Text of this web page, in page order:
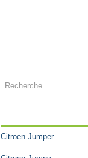
Citroen Jumper